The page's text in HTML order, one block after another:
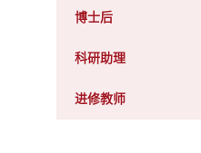
博士后
科研助理
进修教师